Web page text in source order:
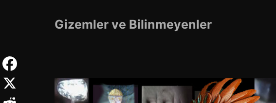
Gizemler ve Bilinmeyenler